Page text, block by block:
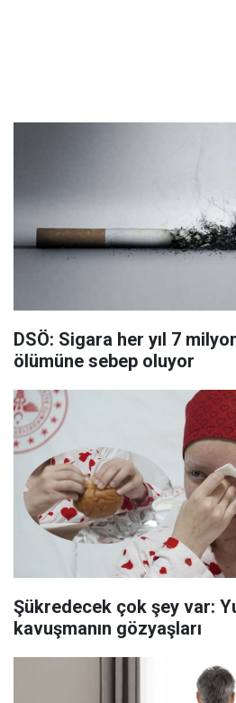
DSÖ: Sigara her yıl 7
ölümüne sebep oluyor
Şükredecek çok şey var:
kavuşmanın gözyaşları